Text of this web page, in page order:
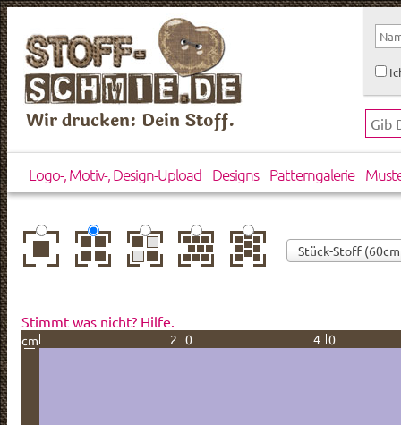
Wir drucken: Dein Stoff.
Logo-, Motiv-, Design-Upload Designs Patterngalerie
zentriert
einfach
wiederholt
gespiegelthorizontal
versetzt
vertikal
versetzt
Stimmt was nicht? Hilfe.
cm 20 40